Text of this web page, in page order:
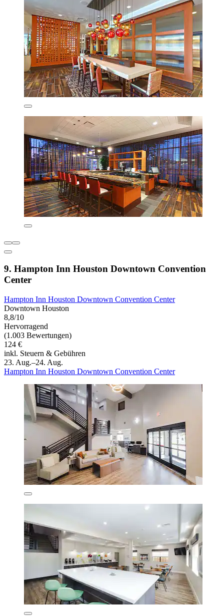
9. Hampton Inn Houston Downtown Convention
Center
Hampton Inn Houston Downtown Convention Center
Downtown Houston
8,8/10
Hervorragend
(1.003 Bewertungen)
124 €
inkl. Steuern & Gebühren
23. Aug.–24. Aug.
Hampton Inn Houston Downtown Convention Center